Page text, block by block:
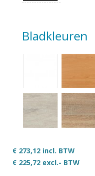
Bladkleuren
€ 273,12 incl. BTW
€ 225,72 excl.- BTW